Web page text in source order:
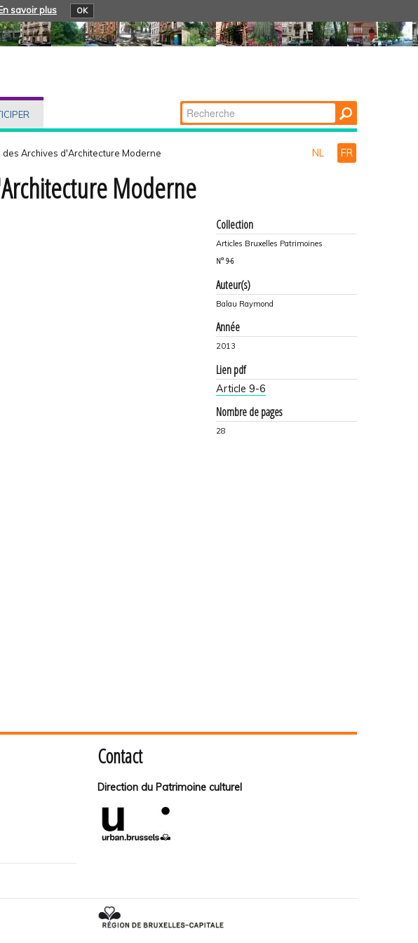
savoir plus OK
Chercher par
Recherche
des Archives d'Architecture Moderne NL FR
Moderne
Collection
Articles Bruxelles Patrimoines
N° 9-6
Auteur(s)
Balau Raymond
Année
2013
Lien pdf
Article 9-6
Nombre de pages
28
Contact
Direction du Patrimoine culturel